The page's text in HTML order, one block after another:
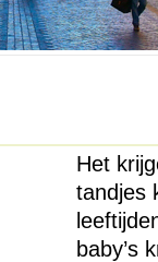
Het
tandjes
baby’s